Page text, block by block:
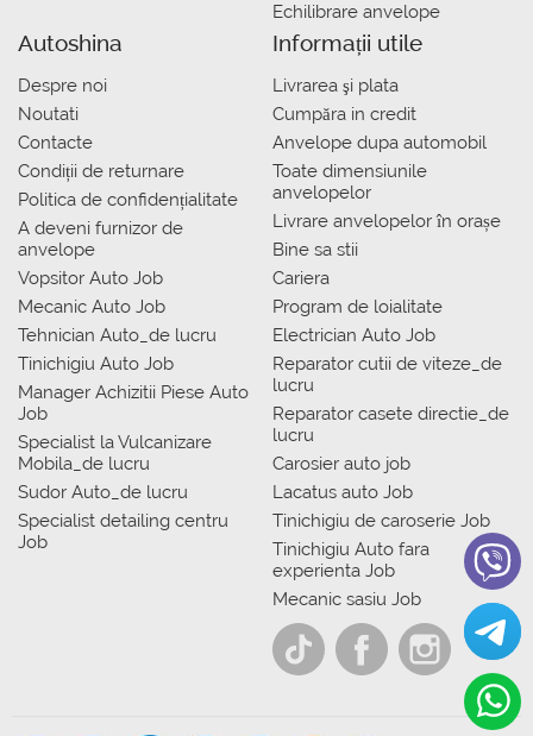
Echilibrare anvelope
Autoshina
Despre noi
Noutati
Contacte
Condiții de returnare
Politica de confidențialitate
A deveni furnizor de
anvelope
Vopsitor Auto Job
Mecanic Auto Job
Tehnician Auto_de lucru
Tinichigiu Auto Job
Manager Achizitii Piese Auto
Job
Specialist la Vulcanizare
Mobila_de lucru
Sudor Auto_de lucru
Specialist detailing centru
Job
Informații utile
Livrarea şi plata
Сumpăra in credit
Anvelope dupa automobil
Toate dimensiunile
anvelopelor
Livrare anvelopelor în orașe
Bine sa stii
Cariera
Program de loialitate
Electrician Auto Job
Reparator cutii de viteze_de
lucru
Reparator casete directie_de
lucru
Carosier auto job
Lacatus auto Job
Tinichigiu de caroserie Job
Tinichigiu Auto fara
experienta Job
Mecanic sasiu Job